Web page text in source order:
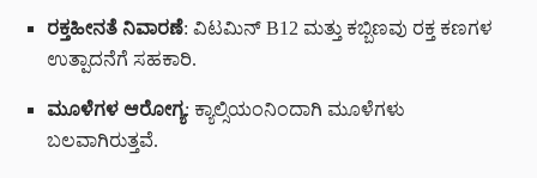
ರಕ್ತಹೀನತೆ ನಿವಾರಣೆ: ವಿಟಮಿನ್ B12 ಮತ್ತು ಕಬ್ಬಿಣವು ರಕ್ತ ಕಣಗಳ
ಉತ್ಪಾದನೆಗೆ ಸಹಕಾರಿ.
ಮೂಳೆಗಳ ಆರೋಗ್ಯ: ಕ್ಯಾಲ್ಸಿಯಂನಿಂದಾಗಿ ಮೂಳೆಗಳು
ಬಲವಾಗಿರುತ್ತವೆ.